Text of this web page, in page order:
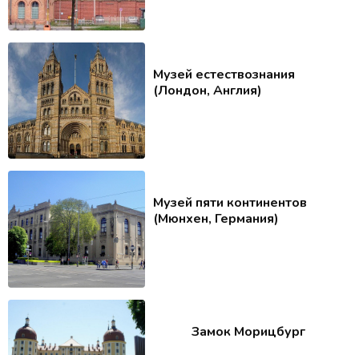
Музей естествознания
(Лондон, Англия)
Музей пяти континентов
(Мюнхен, Германия)
Замок Морицбург